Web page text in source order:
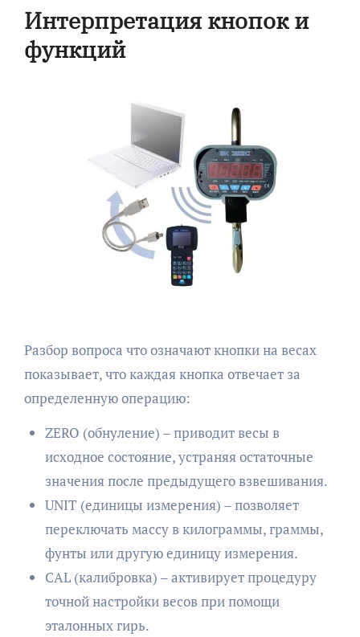
Интерпретация кнопок и
функций
Разбор вопроса что означают кнопки на весах
показывает, что каждая кнопка отвечает за
определенную операцию:
ZERO (обнуление) – приводит весы в
исходное состояние, устраняя остаточные
значения после предыдущего взвешивания.
UNIT (единицы измерения) – позволяет
переключать массу в килограммы, граммы,
фунты или другую единицу измерения.
CAL (калибровка) – активирует процедуру
точной настройки весов при помощи
эталонных гирь.